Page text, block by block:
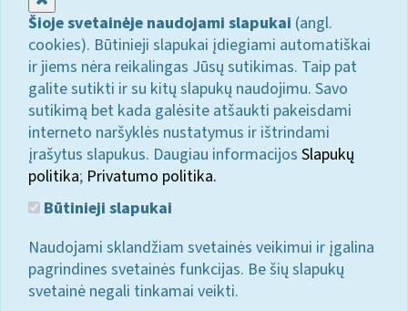
Šioje svetainėje naudojami slapukai (angl.
cookies). Būtinieji slapukai įdiegiami automatiškai
ir jiems nėra reikalingas Jūsų sutikimas. Taip pat
galite sutikti ir su kitų slapukų naudojimu. Savo
sutikimą bet kada galėsite atšaukti pakeisdami
interneto naršyklės nustatymus ir ištrindami
įrašytus slapukus. Daugiau informacijos Slapukų
politika; Privatumo politika.
Būtinieji slapukai
Naudojami sklandžiam svetainės veikimui ir įgalina
pagrindines svetainės funkcijas. Be šių slapukų
svetainė negali tinkamai veikti.